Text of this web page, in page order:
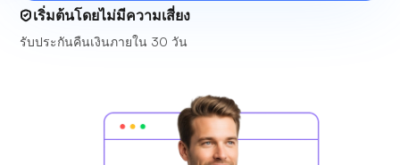
เริ่มต้นโดยไม่มีความเสี่ยง
รับประกันคืนเงินภายใน 30 วัน